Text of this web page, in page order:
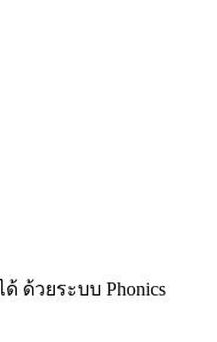
ด้วยระบบ Phonics